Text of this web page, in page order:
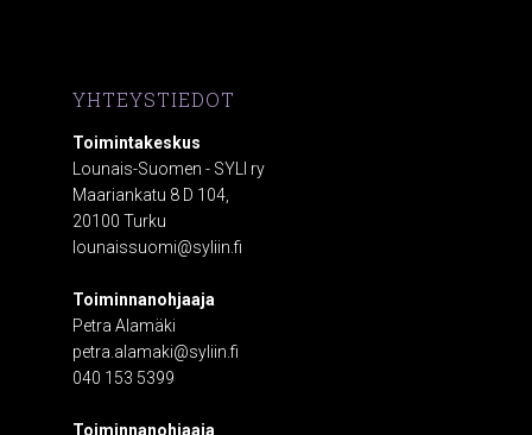
YHTEYSTIEDOT
Toimintakeskus
Lounais-Suomen - SYLI ry
Maariankatu 8 D 104,
20100 Turku
lounaissuomi@syliin.fi
Toiminnanohjaaja
Petra Alamäki
petra.alamaki@syliin.fi
040 153 5399
Toiminnanohjaaja